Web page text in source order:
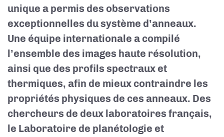
unique a permis des observations
exceptionnelles du système d’anneaux.
Une équipe internationale a compilé
l’ensemble des images haute résolution,
ainsi que des profils spectraux et
thermiques, afin de mieux contraindre les
propriétés physiques de ces anneaux. Des
chercheurs de deux laboratoires français,
le Laboratoire de planétologie et